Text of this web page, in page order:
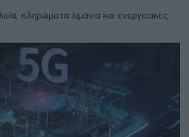
πληρώματα λιμάνια και ενεργειακές